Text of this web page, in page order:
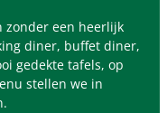
zonder een heerlijk
diner, buffet diner,
gedekte tafels, op
stellen we in